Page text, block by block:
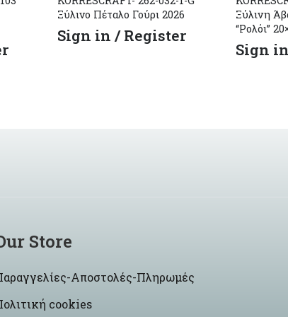
Ξύλινo Πέταλο Γούρι 2026
Sign in / Register
Ξύλινη
“Ρολόι”
Sign
Store
Αποστολές-Πληρωμές
cookies